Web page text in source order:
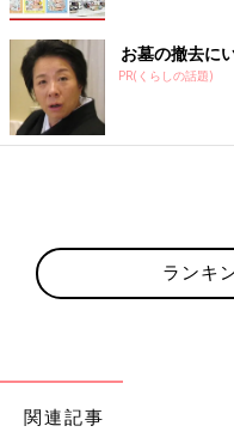
お墓の撤去に
PR(くらしの話題)
ランキ
関連記事